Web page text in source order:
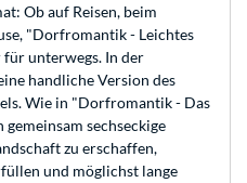
Ob auf Reisen, beim
"Dorfromantik - Leichtes
für unterwegs. In der
handliche Version des
Wie in "Dorfromantik - Das
sechseckige
zu erschaffen,
und möglichst lange